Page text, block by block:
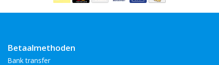
Betaalmethoden
Bank transfer